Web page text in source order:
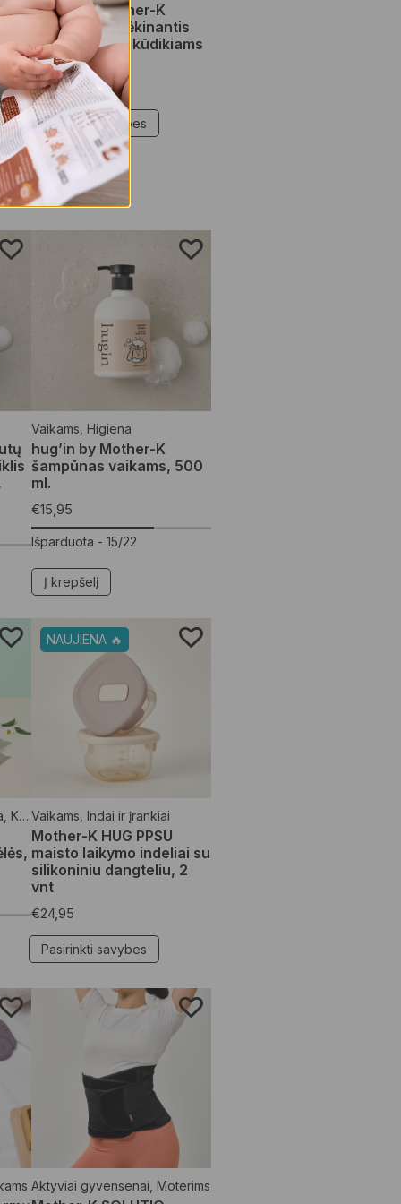
hug’in by Mother-K
intensyviai drėkinantis
kūno sviestas kūdikiams
ir vaikams
€1,00–€14,95
Pasirinkti savybes
Vaikams Higiena
hug’in by Mother-K
šampūnas vaikams, 500
ml.
€15,95
Išparduota - 15/22
Į krepšelį
Kūno priežiūros priemonės ,
NAUJIENA 🔥
Vaikams Indai ir įrankiai
Mother-K HUG PPSU
maisto laikymo indeliai su
silikoniniu dangteliu, 2
vnt
€24,95
Pasirinkti savybes
Aktyviai gyvensenai Moterims